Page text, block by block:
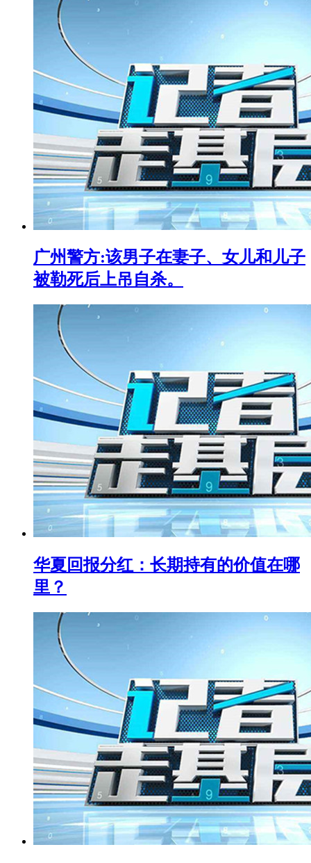
广州警方:该男子在妻子、女儿和儿子
被勒死后上吊自杀。
华夏回报分红：长期持有的价值在哪
里？